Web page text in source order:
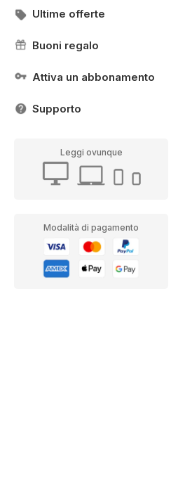
Ultime offerte
Buoni regalo
Attiva un abbonamento
Supporto
Leggi ovunque
Modalità di pagamento